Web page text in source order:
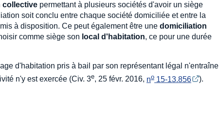
collective permettant à plusieurs sociétés d'avoir un siège
soit conclu entre chaque société domiciliée et entre la
à disposition. Ce peut également être une domiciliation
comme siège son local d'habitation, ce pour une durée
d'habitation pris à bail par son représentant légal n'entraîne
n'y est exercée (Civ. 3e, 25 févr. 2016, no 15-13.856 ).